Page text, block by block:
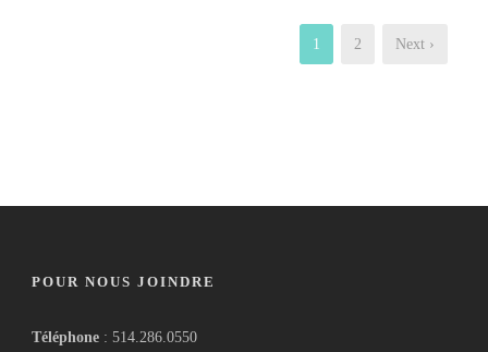
1 2 Next ›
POUR NOUS JOINDRE
Téléphone : 514.286.0550